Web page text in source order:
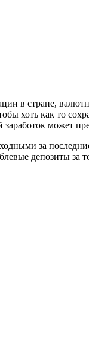
в стране,
хоть как то
может
за
депозиты за